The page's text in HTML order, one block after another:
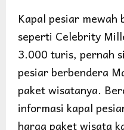
Kapal pesiar
seperti Celebrity
3.000 turis, pernah
pesiar berbendera
paket wisatanya.
informasi kapal
harga paket wisata